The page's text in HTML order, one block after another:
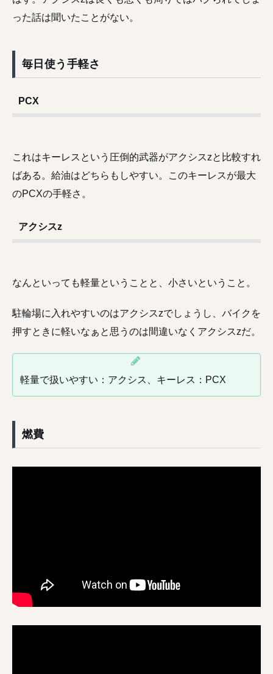
った話は聞いたことがない。
毎日使う手軽さ
PCX
これはキーレスという圧倒的武器がアクシスzと比較すれ
ばある。給油はどちらもしやすい。このキーレスが最大
のPCXの手軽さ。
アクシスz
なんといっても軽量ということと、小さいということ。
駐輪場に入れやすいのはアクシスzでしょうし、バイクを
押すときに軽いなぁと思うのは間違いなくアクシスzだ。
軽量で扱いやすい：アクシス、キーレス：PCX
燃費